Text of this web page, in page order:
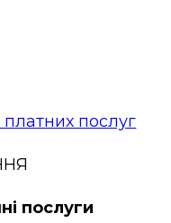
послуг
послуги